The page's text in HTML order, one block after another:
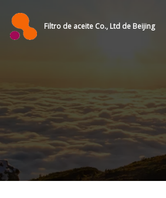
Filtro de aceite Co., Ltd de Beijing